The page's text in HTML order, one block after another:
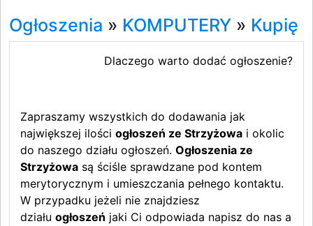
Ogłoszenia » KOMPUTERY » Kupię
Dlaczego warto dodać ogłoszenie?
Zapraszamy wszystkich do dodawania jak
największej ilości ogłoszeń ze Strzyżowa i okolic
do naszego działu ogłoszeń. Ogłoszenia ze
Strzyżowa są ściśle sprawdzane pod kontem
merytorycznym i umieszczania pełnego kontaktu.
W przypadku jeżeli nie znajdziesz
działu ogłoszeń jaki Ci odpowiada napisz do nas a